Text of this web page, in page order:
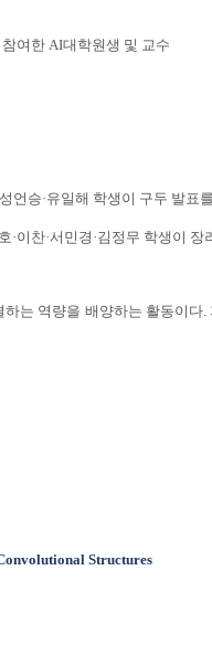
여한 AI대학원생 및 교수
언승·유일해 학생 이 구두 발표
·이찬·서민경 ·김정무 학생이 장
는 역량을 배양하는 활동이
Structures